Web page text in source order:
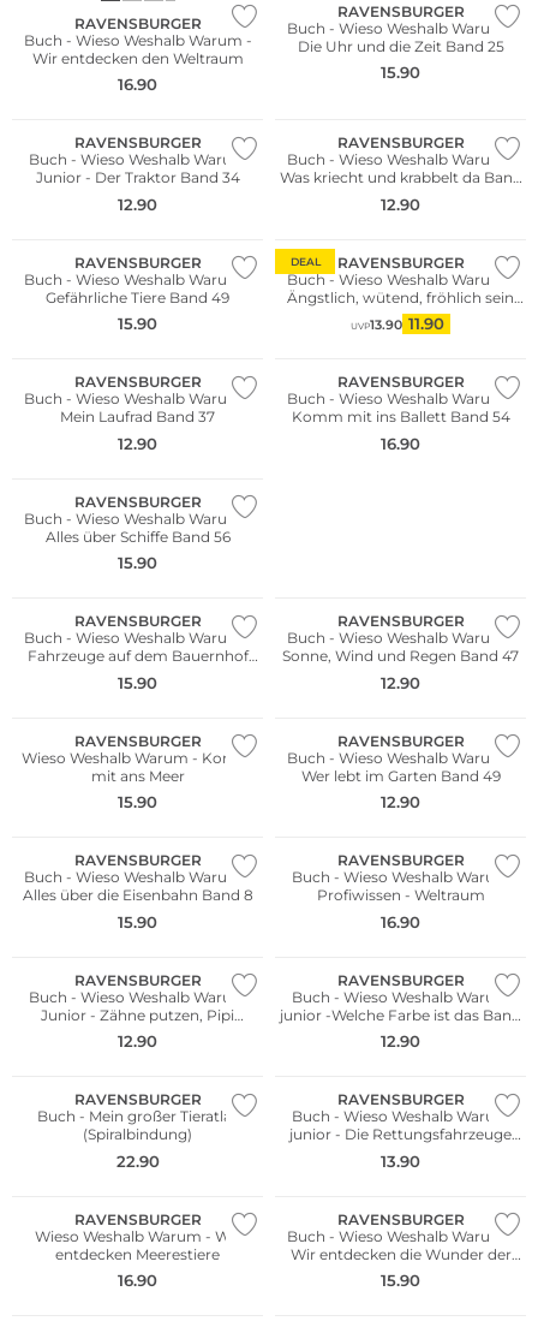
RAVENSBURGER
Buch - Wieso Weshalb Warum -
Wir entdecken den Weltraum
16.90
RAVENSBURGER
Buch - Wieso Weshalb Warum -
Die Uhr und die Zeit Band 25
15.90
RAVENSBURGER
Buch - Wieso Weshalb Warum
Junior - Der Traktor Band 34
12.90
RAVENSBURGER
Buch - Wieso Weshalb Warum -
Was kriecht und krabbelt da Band
36
12.90
RAVENSBURGER
Buch - Wieso Weshalb Warum -
Gefährliche Tiere Band 49
15.90
DEAL
RAVENSBURGER
Buch - Wieso Weshalb Warum -
Ängstlich, wütend, fröhlich sein
Band 32
UVP13.90 11.90
RAVENSBURGER
Buch - Wieso Weshalb Warum -
Mein Laufrad Band 37
12.90
RAVENSBURGER
Buch - Wieso Weshalb Warum -
Komm mit ins Ballett Band 54
16.90
RAVENSBURGER
Buch - Wieso Weshalb Warum -
Alles über Schiffe Band 56
15.90
RAVENSBURGER
Buch - Wieso Weshalb Warum -
Fahrzeuge auf dem Bauernhof
Band 57
15.90
RAVENSBURGER
Buch - Wieso Weshalb Warum -
Sonne, Wind und Regen Band 47
12.90
RAVENSBURGER
Wieso Weshalb Warum - Komm
mit ans Meer
15.90
RAVENSBURGER
Buch - Wieso Weshalb Warum -
Wer lebt im Garten Band 49
12.90
RAVENSBURGER
Buch - Wieso Weshalb Warum -
Alles über die Eisenbahn Band 8
15.90
RAVENSBURGER
Buch - Wieso Weshalb Warum
Profiwissen - Weltraum
16.90
RAVENSBURGER
Buch - Wieso Weshalb Warum
Junior - Zähne putzen, Pipi
machen
12.90
RAVENSBURGER
Buch - Wieso Weshalb Warum
junior -Welche Farbe ist das Band
13
12.90
RAVENSBURGER
Buch - Mein großer Tieratlas
(Spiralbindung)
22.90
RAVENSBURGER
Buch - Wieso Weshalb Warum
junior - Die Rettungsfahrzeuge
Band 23
13.90
RAVENSBURGER
Wieso Weshalb Warum - Wir
entdecken Meerestiere
16.90
RAVENSBURGER
Buch - Wieso Weshalb Warum -
Wir entdecken die Wunder der
Natur Band 61
15.90